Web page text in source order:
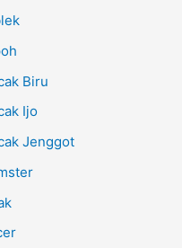
Biru
Ijo
Jenggot